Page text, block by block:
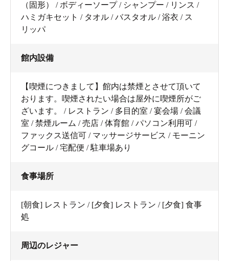
（固形） / ボディーソープ / シャンプー / リンス /
ハミガキセット / タオル / バスタオル / 浴衣 / ス
リッパ
館内設備
【喫煙につきまして】館内は禁煙とさせて頂いて
おります。喫煙されたい場合は屋外に喫煙所がご
ざいます。 / レストラン / 多目的室 / 宴会場 / 会議
室 / 禁煙ルーム / 売店 / 体育館 / パソコン利用可 /
ファックス送信可 / マッサージサービス / モーニン
グコール / 宅配便 / 駐車場あり
食事場所
[朝食] レストラン / [夕食] レストラン / [夕食] 食事
処
周辺のレジャー